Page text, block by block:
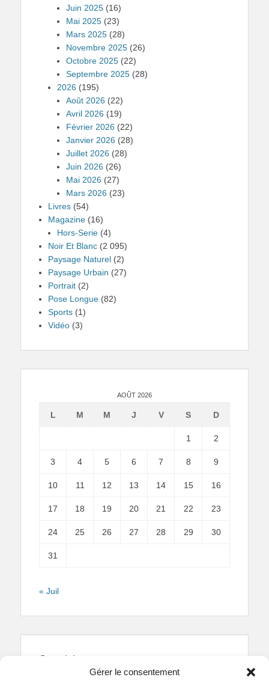
Gérer le consentement
Juin 2025 (16)
Mai 2025 (23)
Mars 2025 (28)
Novembre 2025 (26)
Octobre 2025 (22)
Septembre 2025 (28)
2026 (195)
Août 2026 (22)
Avril 2026 (19)
Février 2026 (22)
Janvier 2026 (28)
Juillet 2026 (28)
Juin 2026 (26)
Mai 2026 (27)
Mars 2026 (23)
Livres (54)
Magazine (16)
Hors-Serie (4)
Noir Et Blanc (2 095)
Paysage Naturel (2)
Paysage Urbain (27)
Portrait (2)
Pose Longue (82)
Sports (1)
Vidéo (3)
AOÛT 2026
L M M J V S D
1 2
3 4 5 6 7 8 9
10 11 12 13 14 15 16
17 18 19 20 21 22 23
24 25 26 27 28 29 30
31
« Juil
Copyright
Reproduction interdite.Textes et photographies